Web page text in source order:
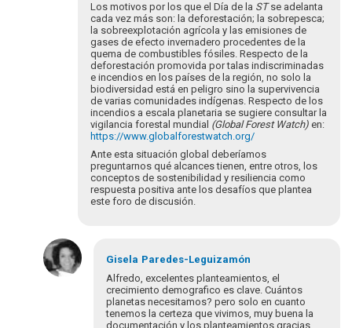
Los motivos por los que el Día de la STse adelanta
cada vez más son: la deforestación; la sobrepesca;
la sobreexplotación agrícola y las emisiones de
gases de efecto invernadero procedentes de la
quema de combustibles fósiles. Respecto de la
deforestación promovida por talas indiscriminadas
e incendios en los países de la región, no solo la
biodiversidad está en peligro sino la supervivencia
de varias comunidades indígenas. Respecto de los
incendios a escala planetaria se sugiere consultar la
vigilancia forestal mundial (Global Forest Watch)en:
https://www.globalforestwatch.org/
Ante esta situación global deberíamos
preguntarnos qué alcances tienen, entre otros, los
conceptos de sostenibilidad y resiliencia como
respuesta positiva ante los desafíos que plantea
este foro de discusión.
Gisela Paredes-Leguizamón
Alfredo, excelentes planteamientos, el
crecimiento demografico es clave. Cuántos
planetas necesitamos? pero solo en cuanto
tenemos la certeza que vivimos, muy buena la
documentación y los planteamientos gracias